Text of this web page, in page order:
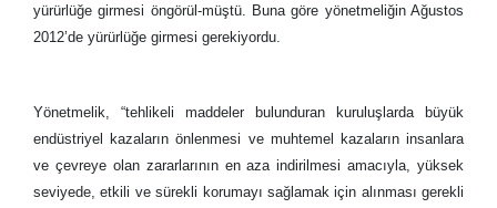
yürürlüğe girmesi öngörül-müştü. Buna göre yönetmeliğin Ağustos
2012’de yürürlüğe girmesi gerekiyordu.
Yönetmelik, “tehlikeli maddeler bulunduran kuruluşlarda büyük
endüstriyel kazaların önlenmesi ve muhtemel kazaların insanlara
ve çevreye olan zararlarının en aza indirilmesi amacıyla, yüksek
seviyede, etkili ve sürekli korumayı sağlamak için alınması gerekli